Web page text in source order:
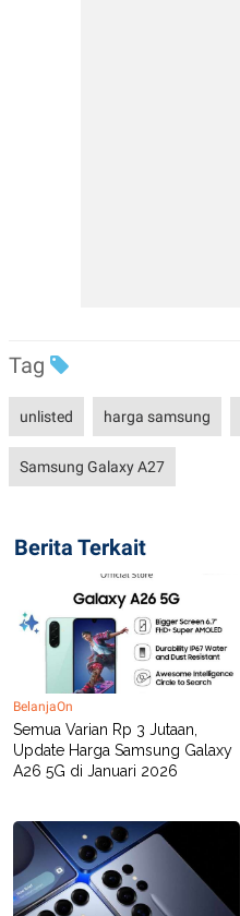
Tag
unlisted harga samsung
Samsung Galaxy A27
Berita Terkait
BelanjaOn
Semua Varian Rp 3 Jutaan,
Update Harga Samsung Galaxy
A26 5G di Januari 2026